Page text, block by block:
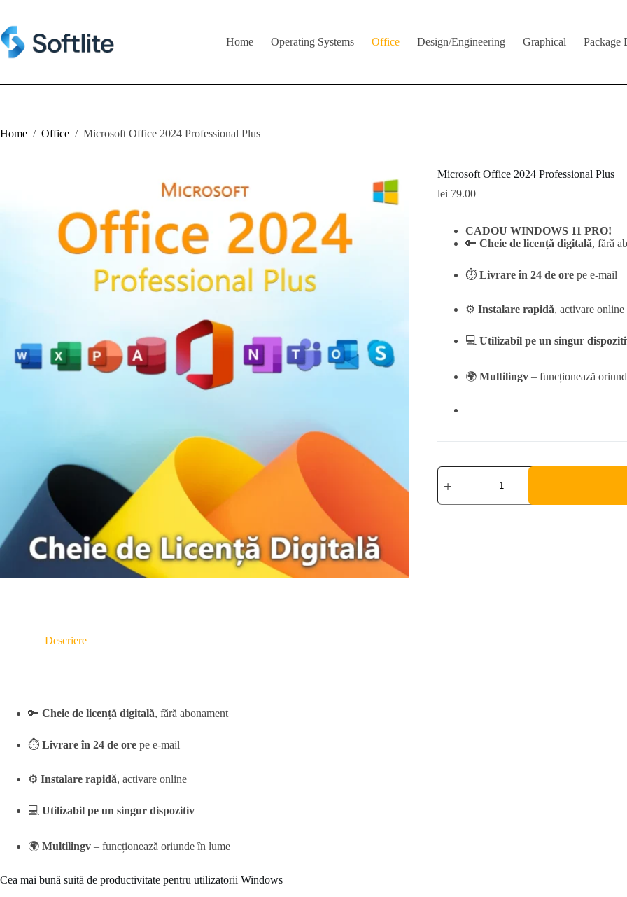
content
Home
Operating Systems Office Design/Engineering Graphical Package
Home / Office / Microsoft Office 2024 Professional Plus
Microsoft Office 2024 Professional Plus
lei 79.00
CADOU WINDOWS 11 PRO!
🔑 Cheie de licență digitală, fără
⏱️ Livrare în 24 de orepe e-mail
⚙️ Instalare rapidă, activare online
💻 Utilizabil pe un singur
🌍 Multilingv– funcționează
Microsoft
Office
Professional
Descriere
🔑 Cheie de licență digitală, fără abonament
⏱️ Livrare în 24 de ore pe e-mail
⚙️ Instalare rapidă, activare online
💻 Utilizabil pe un singur dispozitiv
🌍 Multilingv – funcționează oriunde în lume
Cea mai bună suită de productivitate pentru utilizatorii Windows